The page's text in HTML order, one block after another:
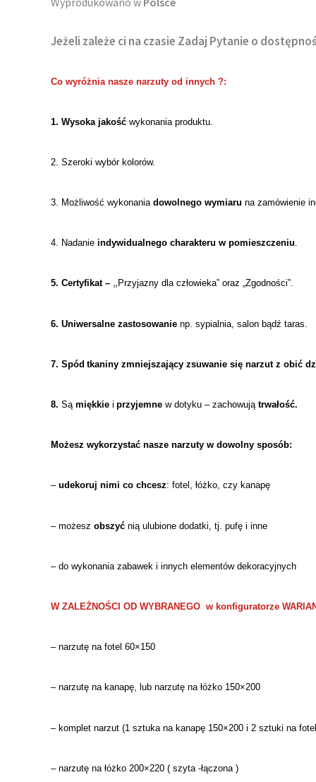
Jeżeli zależe ci na czasie Zadaj Pytanie o
Co wyróżnia nasze narzuty od innych ?:
1. Wysoka jakość wykonania produktu.
2. Szeroki wybór kolorów.
3. Możliwość wykonania dowolnego wymiaru na zamówienie
4. Nadanie indywidualnego charakteru w pomieszczeniu.
5. Certyfikat– „ Przyjazny dla człowieka” oraz „Zgodności”.
6. Uniwersalne zastosowanie np. sypialnia, salon bądź taras.
7. Spód tkaniny zmniejszający zsuwanie się narzut z obić
8. Są miękkie i przyjemne w dotyku – zachowują trwałość.
Możesz wykorzystać nasze narzuty w dowolny sposób:
– udekoruj nimi co chcesz: fotel, łóżko, czy kanapę
– możesz obszyć nią ulubione dodatki, tj. pufę i inne
– do wykonania zabawek i innych elementów dekoracyjnych
W ZALEŻNOŚCI OD WYBRANEGO w konfiguratorze
– narzutę na fotel 60×150
– narzutę na kanapę, lub narzutę na łóżko 150×200
– komplet narzut (1 sztuka na kanapę 150×200 i 2 sztuki na
– narzutę na łóżko 200×220 ( szyta -łączona )